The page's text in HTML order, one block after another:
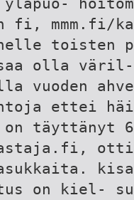
fi, mmm.fi/
toisten
olla väril-
vuoden
ettei
täyttänyt
on kiel-